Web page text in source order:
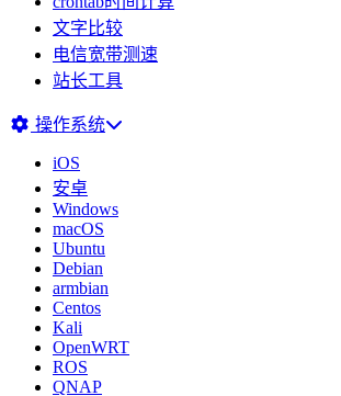
文字比较
电信宽带测速
站长工具
操作系统
iOS
安卓
Windows
macOS
Ubuntu
Debian
armbian
Centos
Kali
OpenWRT
ROS
QNAP